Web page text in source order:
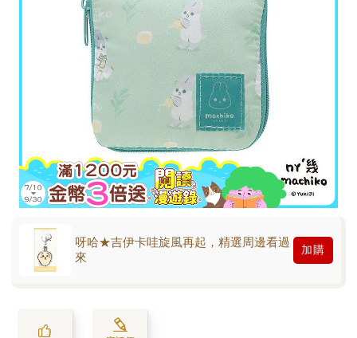
呀哈★吉伊卡哇旋風再起，精選周邊看過
來
加購